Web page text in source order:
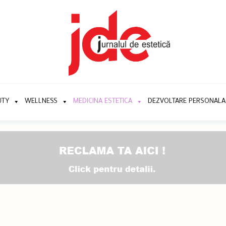
WELLNESS MEDICINA ESTETICA DEZVOLTARE PERSONALA